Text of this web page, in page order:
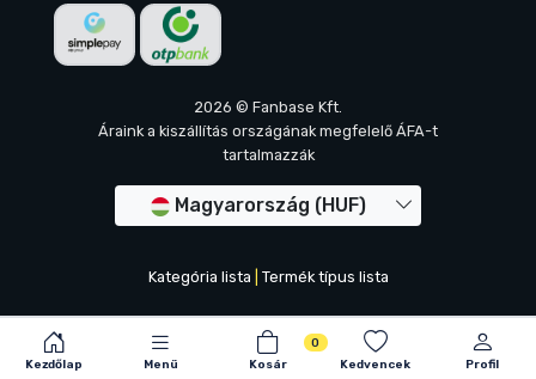
Kezdőlap Menü Kosár
0
Kedvencek
Profil
2026 © Fanbase Kft.
Áraink a kiszállítás országának megfelelő ÁFA-t
tartalmazzák
Magyarország (HUF)
Kategória lista Termék típus lista